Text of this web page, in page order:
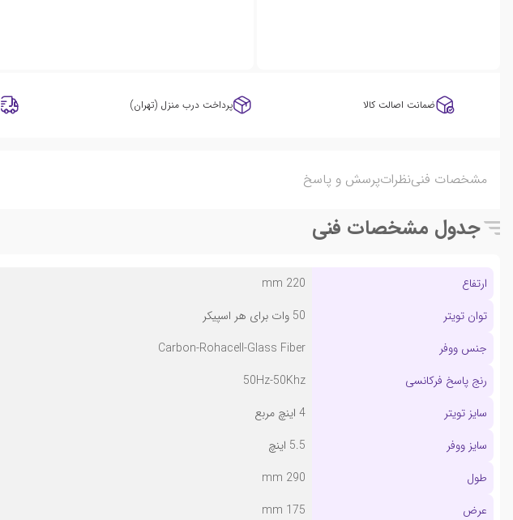
ضمانت اصالت کالا پرداخت درب منزل (تهران)
مشخصات فنینظراتپرسش و پاسخ
جدول مشخصات فنی
ارتفاع
220 mm
توان تویتر
50 وات برای هر اسپیکر
جنس ووفر
Carbon-Rohacell-Glass Fiber
رنج پاسخ فرکانسی
50Hz-50Khz
سایز تویتر
4 اینچ مربع
سایز ووفر
5.5 اینچ
طول
290 mm
عرض
175 mm